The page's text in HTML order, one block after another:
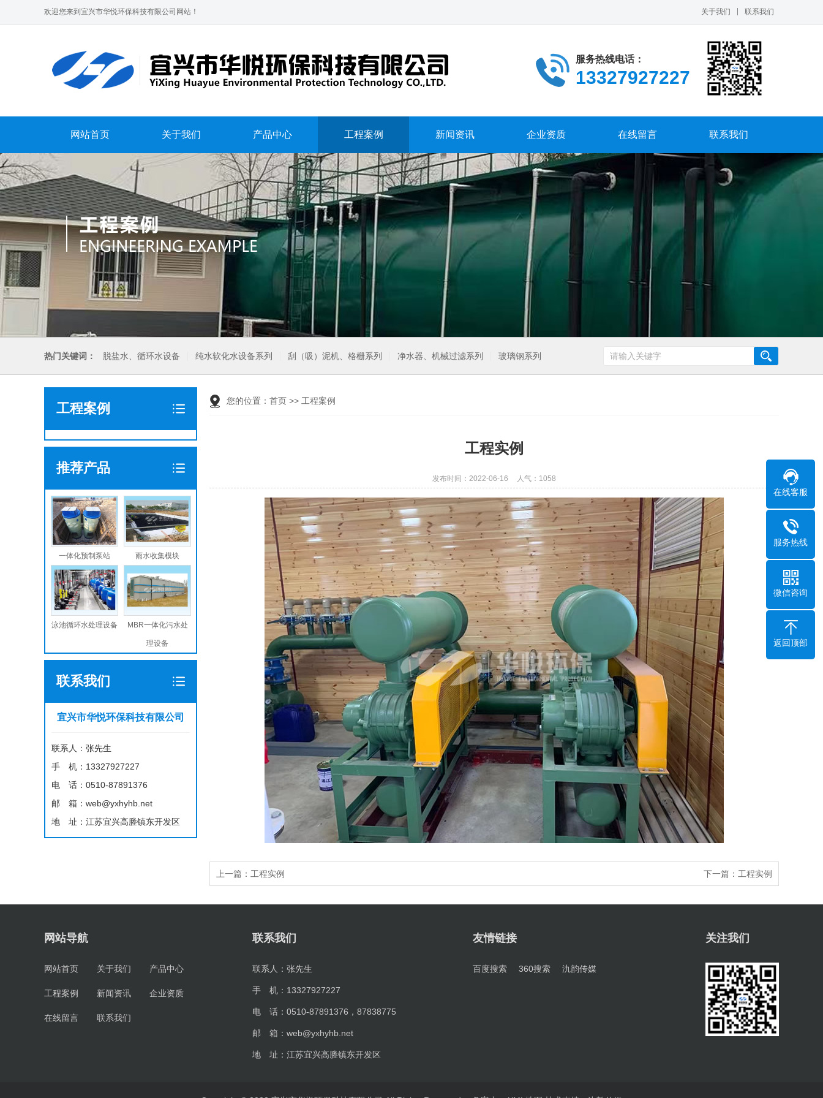
欢迎您来到宜兴市华悦环保科技有限公司网站！ 关于我们 联系我们
服务热线电话：
13327927227
网站首页 关于我们 产品中心 工程案例 新闻资讯 企业资质 在线留言 联系我们
热门关键词： 脱盐水、循环水设备 纯水软化水设备系列 刮（吸）泥机、格栅系列 净水器、机械过滤系列 玻璃钢系列
工程案例
推荐产品
​一体化预制泵站 雨水收集模块
泳池循环水处理设备 MBR一体化污水处
理设备
联系我们
宜兴市华悦环保科技有限公司
联系人：张先生
手 机：13327927227
电 话：0510-87891376
邮 箱：web@yxhyhb.net
地 址：江苏宜兴高塍镇东开发区
您的位置： 首页 >> 工程案例
工程实例
发布时间：2022-06-16 人气：1058
上一篇： 工程实例 下一篇： 工程实例
网站导航
网站首页 关于我们 产品中心
工程案例 新闻资讯 企业资质
在线留言 联系我们
联系我们
联系人：张先生
手 机：13327927227
电 话：0510-87891376，87838775
邮 箱：web@yxhyhb.net
地 址：江苏宜兴高塍镇东开发区
友情链接
百度搜索 360搜索 氿韵传媒
关注我们
在线客服
服务热线
微信咨询
返回顶部